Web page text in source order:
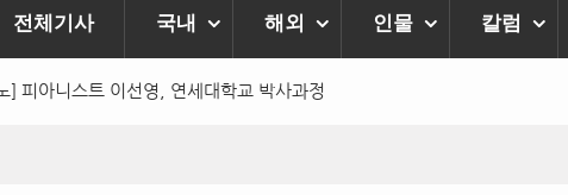
전체기사 국내 해외 인물 칼럼
] 피아니스트 이선영, 연세대학교 박사과정